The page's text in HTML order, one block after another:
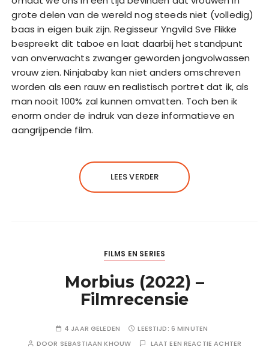
grote delen van de wereld nog steeds niet (volledig)
baas in eigen buik zijn. Regisseur Yngvild Sve Flikke
bespreekt dit taboe en laat daarbij het standpunt
van onverwachts zwanger geworden jongvolwassen
vrouw zien. Ninjababy kan niet anders omschreven
worden als een rauw en realistisch portret dat ik, als
man nooit 100% zal kunnen omvatten. Toch ben ik
enorm onder de indruk van deze informatieve en
aangrijpende film.
LEES VERDER
FILMS EN SERIES
Morbius (2022) –
Filmrecensie
4 JAAR GELEDEN LEESTIJD: 6 MINUTEN
DOOR SEBASTIAAN KHOUW LAAT EEN REACTIE ACHTER